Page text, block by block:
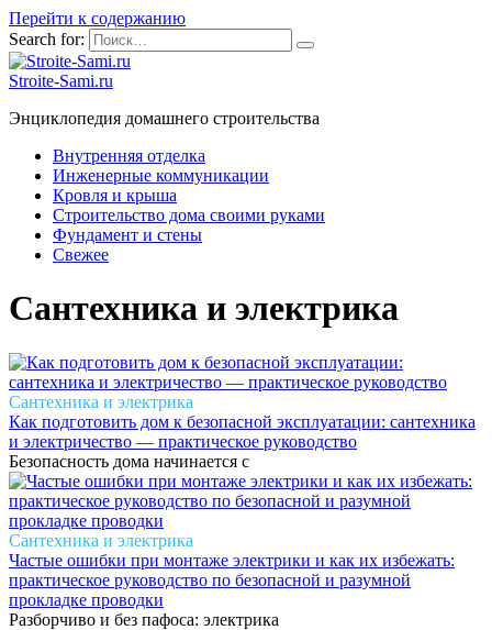
Перейти к содержанию
Search for:
Stroite-Sami.ru
Энциклопедия домашнего строительства
Внутренняя отделка
Инженерные коммуникации
Кровля и крыша
Строительство дома своими руками
Фундамент и стены
Свежее
Сантехника и электрика
Сантехника и электрика
Как подготовить дом к безопасной эксплуатации: сантехника
и электричество — практическое руководство
Безопасность дома начинается с
Сантехника и электрика
Частые ошибки при монтаже электрики и как их избежать:
практическое руководство по безопасной и разумной
прокладке проводки
Разборчиво и без пафоса: электрика